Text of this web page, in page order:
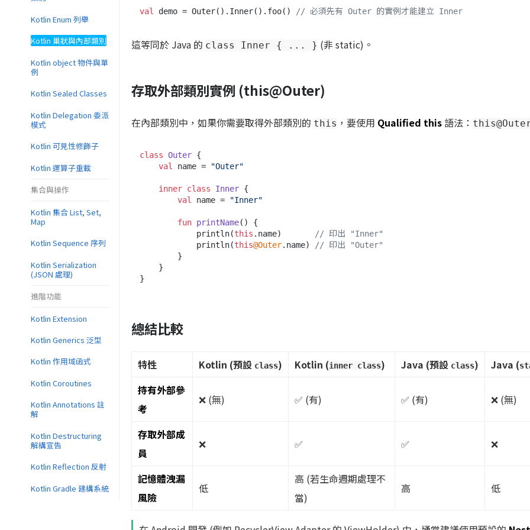
val demo = Outer().Inner().foo() // 必須先有 Outer 的實例才能建立 Inner
這等同於 Java 的 class Inner { ... } (非 static)。
存取外部類別實例 (this@Outer)
在內部類別中，如果你需要取得外部類別的 this ，要使用 Qualified this 語法：
class Outer {
val
name = "Outer"
inner class Inner {
val
name = "Inner"
fun printName()
{
            println(
this .name)
// 印出 "Inner"
            println(
this@Outer.name)
// 印出 "Outer"
總結比較
特性 Kotlin (預設 class) Kotlin (inner class) Java (預設 class) Java (
持有外部參
考
❌ (無) ✅ (有) ✅ (有) ❌ (無)
存取外部成
員
❌ ✅ ✅ ❌
記憶體洩漏
風險
低
高 (若生命週期處理不
當)
高 低
Kotlin Enum 列舉
Kotlin 巢狀與內部類別
Kotlin object 物件與單
例
Kotlin Sealed Classes
Kotlin Delegation 委派
模式
Kotlin 可見性修飾子
Kotlin 運算子重載
集合與操作
Kotlin 集合 List, Set,
Map
Kotlin Sequence 序列
Kotlin Serialization
(JSON 處理)
進階功能
Kotlin Extension
Kotlin Generics 泛型
Kotlin 作用域函式
Kotlin Coroutines
Kotlin Annotations 註
解
Kotlin Destructuring
解構宣告
Kotlin Reflection 反射
Kotlin Gradle 建構系統